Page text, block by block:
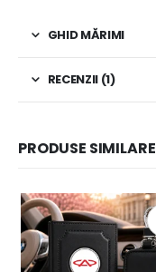
GHID MĂRIMI
RECENZII (1)
PRODUSE SIMILARE